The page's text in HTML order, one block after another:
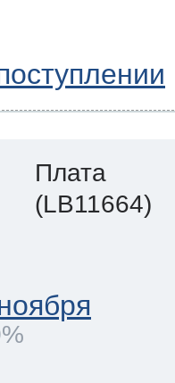
Плата
(LB11664)